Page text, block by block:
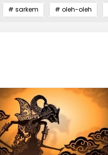
# sarkem # oleh-oleh